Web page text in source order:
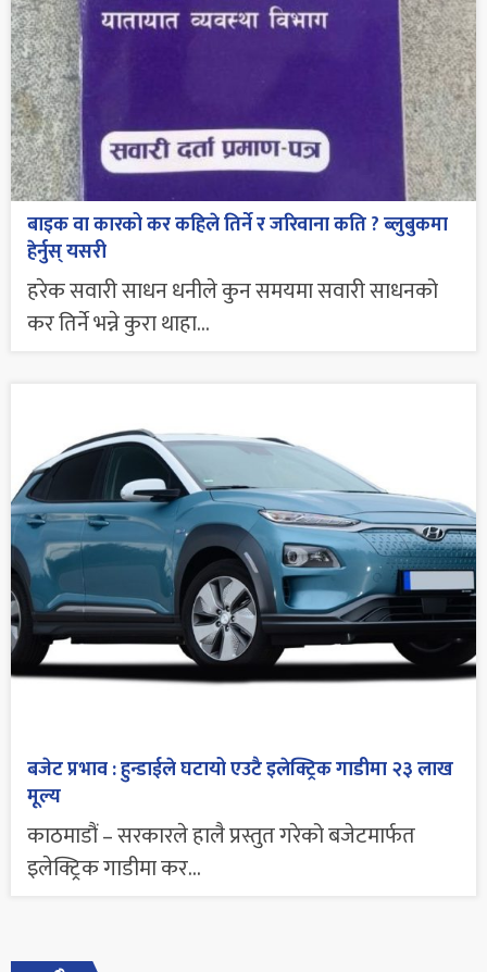
बाइक वा कारको कर कहिले तिर्ने र जरिवाना कति ? ब्लुबुकमा
हेर्नुस् यसरी
हरेक सवारी साधन धनीले कुन समयमा सवारी साधनको
कर तिर्ने भन्ने कुरा थाहा...
बजेट प्रभाव : हुन्डाईले घटायो एउटै इलेक्ट्रिक गाडीमा २३ लाख
मूल्य
काठमाडौं – सरकारले हालै प्रस्तुत गरेको बजेटमार्फत
इलेक्ट्रिक गाडीमा कर...